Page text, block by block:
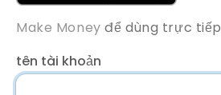
Make Money để dùng trực tiếp
tên tài khoản